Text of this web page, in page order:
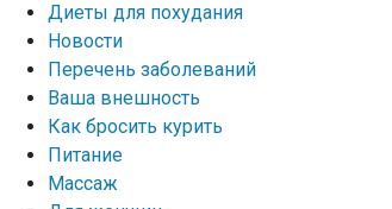
Диеты для похудания
Новости
Перечень заболеваний
Ваша внешность
Как бросить курить
Питание
Массаж